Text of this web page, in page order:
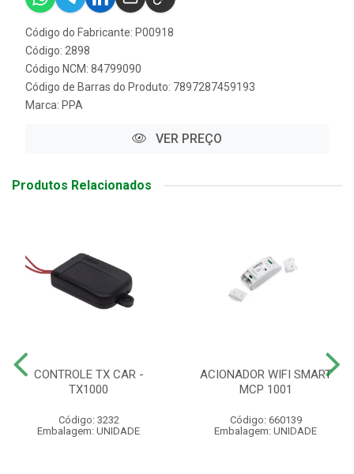
Código do Fabricante: P00918
Código: 2898
Código NCM: 84799090
Código de Barras do Produto: 7897287459193
Marca: PPA
VER PREÇO
Produtos Relacionados
CONTROLE TX CAR -
TX1000
Código: 3232
Embalagem: UNIDADE
ACIONADOR WIFI SMART
MCP 1001
Código: 660139
Embalagem: UNIDADE